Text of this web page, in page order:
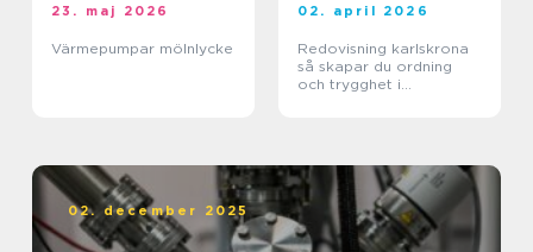
23. maj 2026
Värmepumpar mölnlycke
02. april 2026
Redovisning karlskrona
så skapar du ordning
och trygghet i
02. december 2025